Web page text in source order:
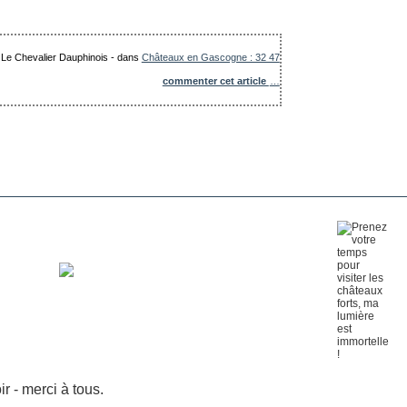
Chevalier Dauphinois -dans Châteaux en Gascogne : 32 47
commenter cet article
- merci à tous.